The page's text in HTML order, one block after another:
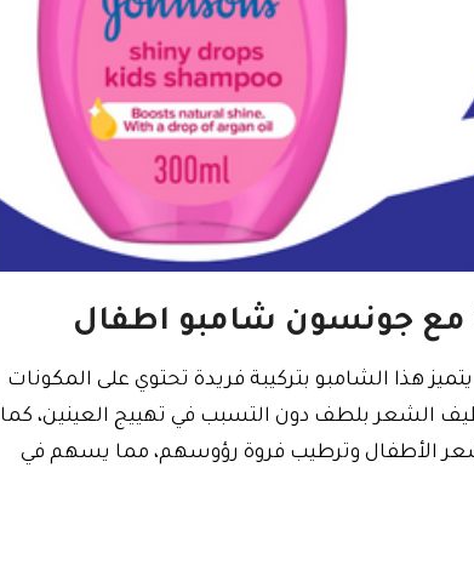
مع جونسون شامبو اطفال
هذا الشامبو بتركيبة فريدة تحتوي على المكونات
الشعر بلطف دون التسبب في تهييج العينين، كما
الأطفال وترطيب فروة رؤوسهم، مما يسهم في